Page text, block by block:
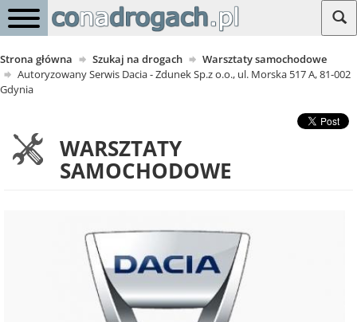
Strona główna Szukaj na drogach
Warsztaty samochodowe
Autoryzowany Serwis Dacia - Zdunek Sp.z o.o., ul. Morska 517 A, 81-002
Gdynia
WARSZTATY
SAMOCHODOWE